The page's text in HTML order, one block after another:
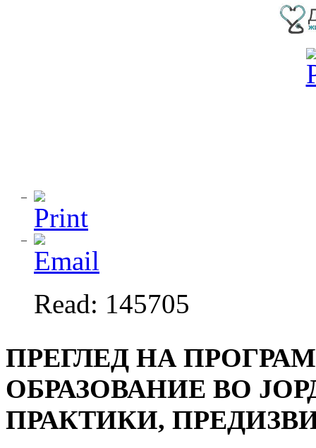
Read: 145705
ПРЕГЛЕД НА
ОБРАЗОВАНИЕ ВО
ПРАКТИКИ,